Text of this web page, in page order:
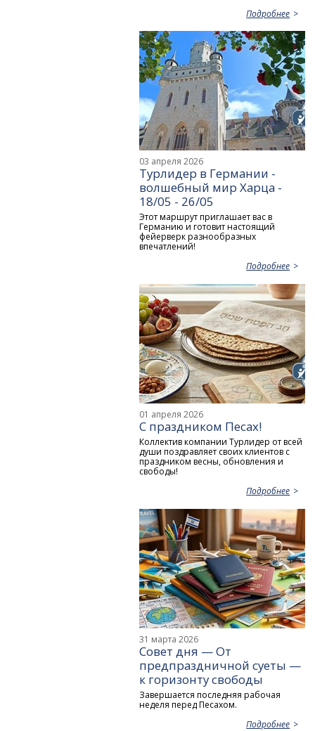
Подробнее
03 апреля 2026
Турлидер в Германии -
волшебный мир Харца -
18/05 - 26/05
Этот маршрут приглашает вас в
Германию и готовит настоящий
фейерверк разнообразных
впечатлений!
Подробнее
01 апреля 2026
С праздником Песах!
Коллектив компании Турлидер от всей
души поздравляет своих клиентов с
праздником весны, обновления и
свободы!
Подробнее
31 марта 2026
Совет дня — От
предпраздничной суеты —
к горизонту свободы
Завершается последняя рабочая
неделя перед Песахом.
Подробнее